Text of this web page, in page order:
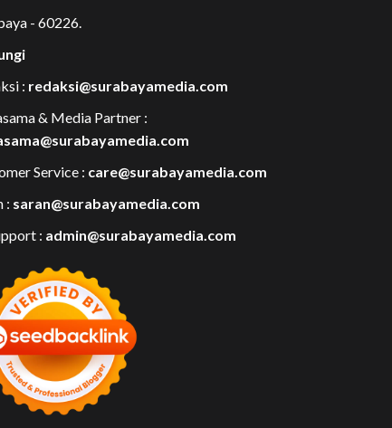
- 60226.
: redaksi@surabayamedia.com
& Media Partner :
Service : care@surabayamedia.com
: saran@surabayamedia.com
: admin@surabayamedia.com